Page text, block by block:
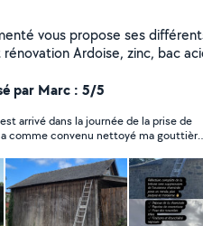
vous propose ses
ronde, Nantaise ou havraise
de fenêtre de toit de
du type Poujoulat Ventilation
septique etc. Panneau solaire
ardoise ou zinc Habillage de
, Binic, Paimpol, Guingamp ,
Lannion et leurs alentours. N'hésitez pas à
par Marc : 5/5
arrivé dans la journée de la prise de
comme convenu nettoyé ma gouttière
je recommande sans hésiter !